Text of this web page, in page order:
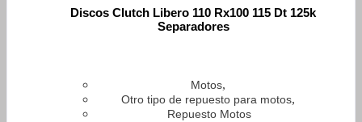
Discos Clutch Libero 110 Rx100 115 Dt 125k
Separadores
Motos,
Otro tipo de repuesto para motos,
Repuesto Motos